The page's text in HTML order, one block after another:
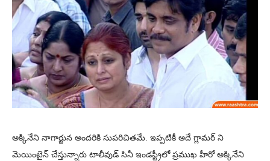
అక్కినేని నాగార్జున అందరికి సుపరిచితమే. ఇప్పటికీ అదే గ్లామర్ ని
మెయింటైన్ చేస్తున్నారు టాలీవుడ్ సినీ ఇండస్ట్రీలో ప్రముఖ హీరో అక్కినేని